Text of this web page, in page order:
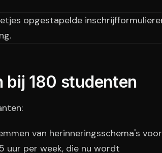
bij 180 studenten
van herinneringsschema's voor
uur per week, die nu wordt